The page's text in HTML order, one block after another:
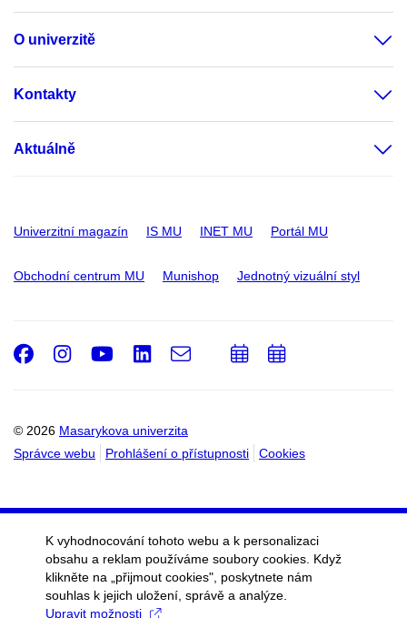
O univerzitě
Kontakty
Aktuálně
Univerzitní magazín IS MU INET MU Portál MU
Obchodní centrum MU Munishop Jednotný vizuální styl
© 2026 Masarykova univerzita
Správce webu
Prohlášení o přístupnosti Cookies
Facebook
Instagram
Youtube
LinkedIn
e-
PřidatPřidat
K vyhodnocování tohoto webu a k personalizaci
obsahu a reklam používáme soubory cookies. Když
klikněte na „přijmout cookies", poskytnete nám
souhlas k jejich uložení, správě a analýze.
Upravit možnosti